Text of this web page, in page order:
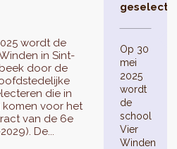
wordt de
in Sint-
door de
die in
komen voor het
van de 6e
De...
Op 30
mei
2025
wordt
de
school
Vier
Winden